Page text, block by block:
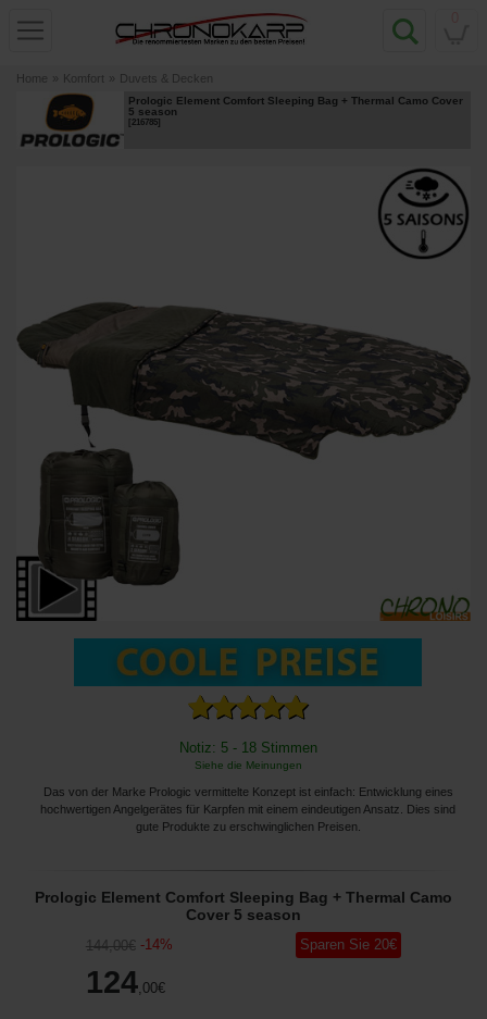
Home » Komfort » Duvets & Decken
Prologic Element Comfort Sleeping Bag + Thermal Camo Cover
5 season
[216785]
Notiz: 5 - 18 Stimmen
Siehe die Meinungen
Das von der Marke Prologic vermittelte Konzept ist einfach: Entwicklung eines
hochwertigen Angelgerätes für Karpfen mit einem eindeutigen Ansatz. Dies sind
gute Produkte zu erschwinglichen Preisen.
Prologic Element Comfort Sleeping Bag + Thermal Camo
Cover 5 season
144,00€ -14%
124,00€
Sparen Sie 20€